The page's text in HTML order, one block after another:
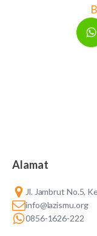
Alamat
Jl. Jambrut No.5,
info@lazismu.org
0856-1626-222